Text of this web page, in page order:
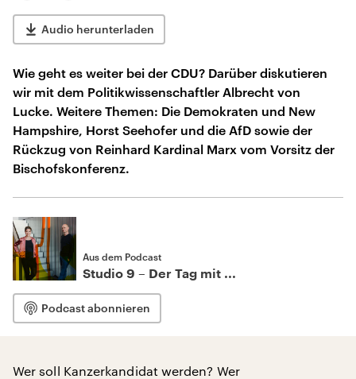
Audio herunterladen
Wie geht es weiter bei der CDU? Darüber diskutieren
wir mit dem Politikwissenschaftler Albrecht von
Lucke. Weitere Themen: Die Demokraten und New
Hampshire, Horst Seehofer und die AfD sowie der
Rückzug von Reinhard Kardinal Marx vom Vorsitz der
Bischofskonferenz.
Aus dem Podcast
Studio 9 – Der Tag mit ...
Podcast abonnieren
Wer soll Kanzerkandidat werden? Wer